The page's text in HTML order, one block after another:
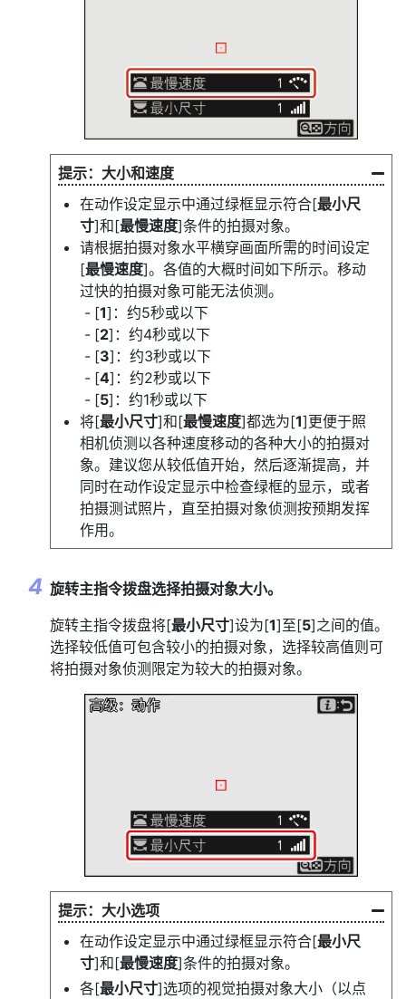
大小和速度
在动作设定显示中通过绿框显示符合[最小尺
寸]和[最慢速度]条件的拍摄对象。
请根据拍摄对象水平横穿画面所需的时间设定
[最慢速度]。各值的大概时间如下所示。移动
过快的拍摄对象可能无法侦测。
[1]：约5秒或以下
[2]：约4秒或以下
[3]：约3秒或以下
[4]：约2秒或以下
[5]：约1秒或以下
将[最小尺寸]和[最慢速度]都选为[1]更便于照
相机侦测以各种速度移动的各种大小的拍摄对
象。建议您从较低值开始，然后逐渐提高，并
同时在动作设定显示中检查绿框的显示，或者
拍摄测试照片，直至拍摄对象侦测按预期发挥
作用。
旋转主指令拨盘选择拍摄对象大小。
旋转主指令拨盘将[最小尺寸]设为[1]至[5]之间的值。
选择较低值可包含较小的拍摄对象，选择较高值则可
将拍摄对象侦测限定为较大的拍摄对象。
大小选项
在动作设定显示中通过绿框显示符合[最小尺
寸]和[最慢速度]条件的拍摄对象。
各[最小尺寸]选项的视觉拍摄对象大小（以点